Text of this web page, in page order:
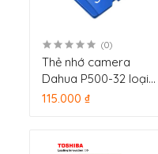
(0)
Thẻ nhớ camera
Dahua P500-32 loại
32GB
115.000 ₫